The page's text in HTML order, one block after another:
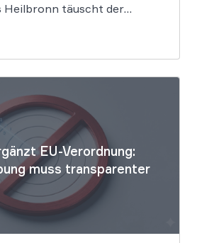
Heilbronn täuscht der
mit massiven Rabatten
in Wahrheit aber nie zuvor
Das Urteil setzt klare
EU-Verordnung:
muss transparenter